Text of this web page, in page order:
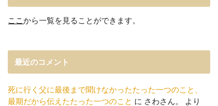
ここから一覧を見ることができます。
最近のコメント
死に行く父に最後まで聞けなかったたった一つのこと、
最期だから伝えたたった一つのこと に さわさん。 より